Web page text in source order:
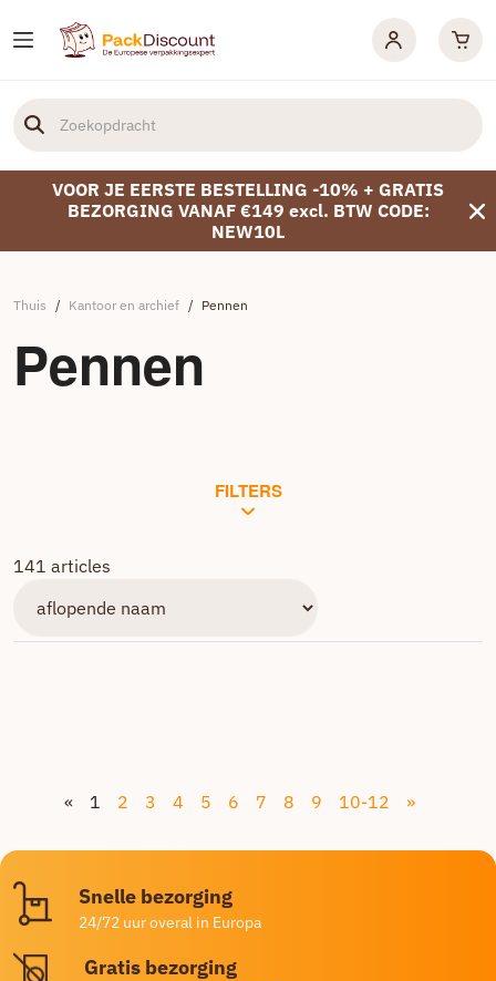
VOOR JE EERSTE BESTELLING -10% + GRATIS
BEZORGING VANAF €149 excl. BTW CODE:
NEW10L
Thuis / Kantoor en archief / Pennen
Pennen
FILTERS
141 articles
« 1 2 3 4 5 6 7 8 9 10-12 »
Snelle bezorging
24/72 uur overal in Europa
Gratis bezorging